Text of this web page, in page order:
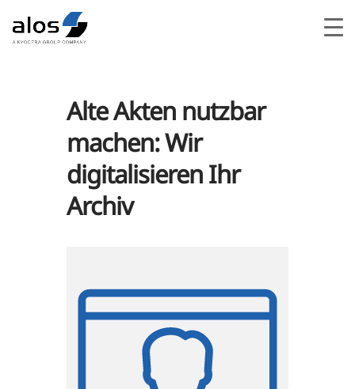
Alte Akten nutzbar
machen: Wir
digitalisieren Ihr
Archiv